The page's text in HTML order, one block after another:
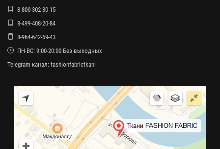
8-800-302-30-15
8-499-408-20-84
8-964-642-69-43
ПН-ВС: 9:00-20:00 Без выходных
Telegram-канал: fashionfabrictkani